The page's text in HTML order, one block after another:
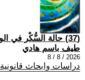
(37) حالة السُّكْر في الوظيفة العامة
طيف باسم هادي
2026 / 8 / 8
دراسات وابحاث قانونية